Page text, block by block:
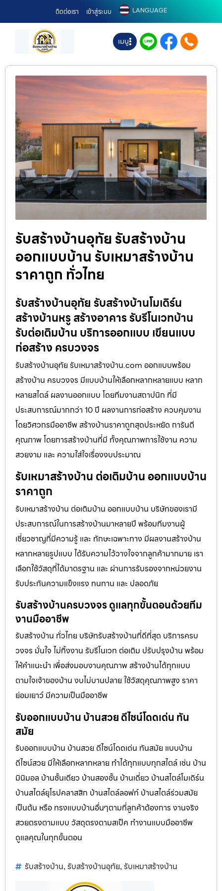
ติดต่อเรา เข้าสู่ระบบ LANGUAGE
เมนู
รับสร้างบ้านอุทัย รับสร้างบ้าน
ออกแบบบ้าน รับเหมาสร้างบ้าน
ราคาถูก ทั่วไทย
รับสร้างบ้านอุทัย รับสร้างบ้านโมเดิร์น
สร้างบ้านหรู สร้างอาคาร รับรีโนเวทบ้าน
รับต่อเติมบ้าน บริการออกแบบ เขียนแบบ
ก่อสร้าง ครบวงจร
รับสร้างบ้านอุทัย รับเหมาสร้างบ้าน.com ออกแบบพร้อม
สร้างบ้าน ครบวงจร มีแบบบ้านให้เลือกหลากหลายแบบ หลาก
หลายสไตล์ ผลงานออกแบบ โดยทีมงานสถาปนิก ที่มี
ประสบการณ์มากกว่า 10 ปี ผลงานการก่อสร้าง ควบคุมงาน
โดยวิศวกรมืออาชีพ สร้างบ้านราคาถูกสุดประหยัด การันตี
คุณภาพ โดยการสร้างบ้านที่มี ทั้งคุณภาพการใช้งาน ความ
สวยงาม และ ความใส่ใจเรื่องงบประมาณ
รับเหมาสร้างบ้าน ต่อเติมบ้าน ออกแบบบ้าน
ราคาถูก
รับเหมาสร้างบ้าน ต่อเติมบ้าน ออกแบบบ้าน บริษัทของเรามี
ประสบการณ์ในการสร้างบ้านมาหลายปี พร้อมทีมงานผู้
เชี่ยวชาญที่มีความรู้ และ ทักษะเฉพาะทาง มีผลงานสร้างบ้าน
หลากหลายรูปแบบ ได้รับความไว้วางใจจากลูกค้ามากมาย เรา
เลือกใช้วัสดุที่ได้มาตรฐาน และ ผ่านการรับรองจากหน่วยงาน
รับประกันความแข็งแรง ทนทาน และ ปลอดภัย
รับสร้างบ้านครบวงจร ดูแลทุกขั้นตอนด้วยทีม
งานมืออาชีพ
รับสร้างบ้าน ทั่วไทย บริษัทรับสร้างบ้านที่ดีที่สุด บริการครบ
วงจร มั่นใจ ไม่ทิ้งงาน รับรีโนเวท ต่อเติม ปรับปรุงบ้าน พร้อม
ให้คำแนะนำ เพื่อส่งมอบงานคุณภาพ สร้างบ้านได้ทุกแบบ
ตามใจเจ้าของบ้าน งบไม่บานปลาย ใช้วัสดุคุณภาพสูง ราคา
ย่อมเยาว์ มีความเป็นมืออาชีพ
รับออกแบบบ้าน บ้านสวย ดีไซน์โดดเด่น ทัน
สมัย
รับออกแบบบ้าน บ้านสวย ดีไซน์โดดเด่น ทันสมัย แบบบ้าน
ดีไซน์สวย มีให้เลือกหลากหลาย ทำได้ทุกแบบทุกสไตล์ เช่น บ้าน
มินิมอล บ้านชั้นเดียว บ้านสองชั้น บ้านเดี่ยว บ้านสไตล์โมเดิร์น
บ้านสไตล์ยุโรปคลาสสิก บ้านสไตล์ลอฟท์ บ้านสไตล์ร่วมสมัย
เป็นต้น หรือ ทรงแบบบ้านอื่นๆตามที่ลูกค้าต้องการ งานจริง
สวยตรงตามแบบ วัสดุตรงตามสเป็ค ทำงานแบบมืออาชีพ
ดูแลคุณในทุกขั้นตอน
รับสร้างบ้าน, รับสร้างบ้านอุทัย, รับเหมาสร้างบ้าน